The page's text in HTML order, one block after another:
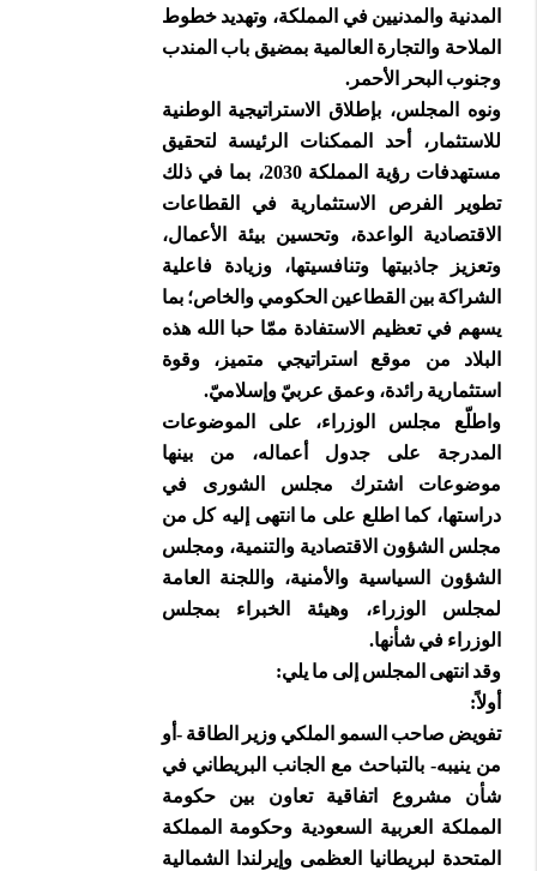
المدنية والمدنيين في المملكة، وتهديد خطوط
الملاحة والتجارة العالمية بمضيق باب المندب
وجنوب البحر الأحمر.
ونوه المجلس، بإطلاق الاستراتيجية الوطنية
للاستثمار، أحد الممكنات الرئيسة لتحقيق
مستهدفات رؤية المملكة 2030، بما في ذلك
تطوير الفرص الاستثمارية في القطاعات
الاقتصادية الواعدة، وتحسين بيئة الأعمال،
وتعزيز جاذبيتها وتنافسيتها، وزيادة فاعلية
الشراكة بين القطاعين الحكومي والخاص؛ بما
يسهم في تعظيم الاستفادة ممّا حبا الله هذه
البلاد من موقع استراتيجي متميز، وقوة
استثمارية رائدة، وعمق عربيّ وإسلاميّ.
واطلّع مجلس الوزراء، على الموضوعات
المدرجة على جدول أعماله، من بينها
موضوعات اشترك مجلس الشورى في
دراستها، كما اطلع على ما انتهى إليه كل من
مجلس الشؤون الاقتصادية والتنمية، ومجلس
الشؤون السياسية والأمنية، واللجنة العامة
لمجلس الوزراء، وهيئة الخبراء بمجلس
الوزراء في شأنها.
وقد انتهى المجلس إلى ما يلي:
أولاً:
تفويض صاحب السمو الملكي وزير الطاقة -أو
من ينيبه- بالتباحث مع الجانب البريطاني في
شأن مشروع اتفاقية تعاون بين حكومة
المملكة العربية السعودية وحكومة المملكة
المتحدة لبريطانيا العظمى وإيرلندا الشمالية